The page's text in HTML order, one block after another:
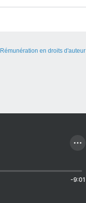
Rémunération en droits d'auteur
-9:01